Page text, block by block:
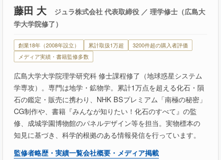
藤田 大
ジュラ株式会社 代表取締役 ／ 理学修士（広島大
学大学院修了）
創業18年（2008年設立） 累計取扱1万超
3200件超の購入者評価
メディア実績・書籍監修多数
広島大学大学院理学研究科 修士課程修了（地球惑星システム
学専攻）。専門は地学・鉱物学。累計1万点を超える化石・隕
石の鑑定・販売に携わり、NHK BSプレミアム「南極の秘密」
CG制作や、書籍『みんなが知りたい！化石のすべて』の監
修、成城学園博物館のパネルデザイン等を担当。実物標本の
知見に基づき、科学的根拠のある情報発信を行っています。
監修者略歴・実績一覧会社概要・メディア掲載